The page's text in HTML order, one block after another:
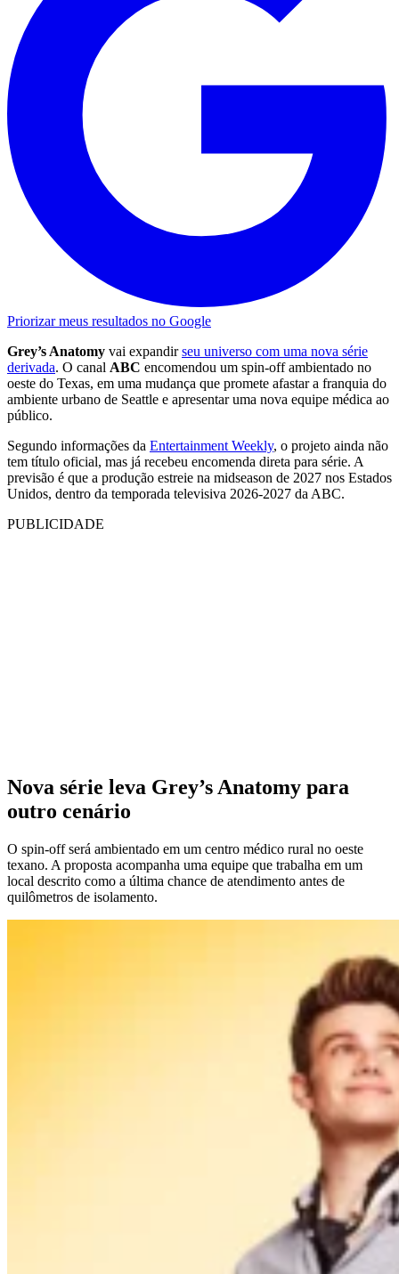
Priorizar meus resultados no Google
Grey’s Anatomy vai expandirseu universo com uma nova série
derivada. O canal ABC encomendou um spin-off ambientado no
oeste do Texas, em uma mudança que promete afastar a franquia do
ambiente urbano de Seattle e apresentar uma nova equipe médica ao
público.
Segundo informações da Entertainment Weekly, o projeto ainda não
tem título oficial, mas já recebeu encomenda direta para série. A
previsão é que a produção estreie na midseason de 2027 nos Estados
Unidos, dentro da temporada televisiva 2026-2027 da ABC.
PUBLICIDADE
Nova série leva Grey’s Anatomy para
outro cenário
O spin-off será ambientado em um centro médico rural no oeste
texano. A proposta acompanha uma equipe que trabalha em um
local descrito como a última chance de atendimento antes de
quilômetros de isolamento.